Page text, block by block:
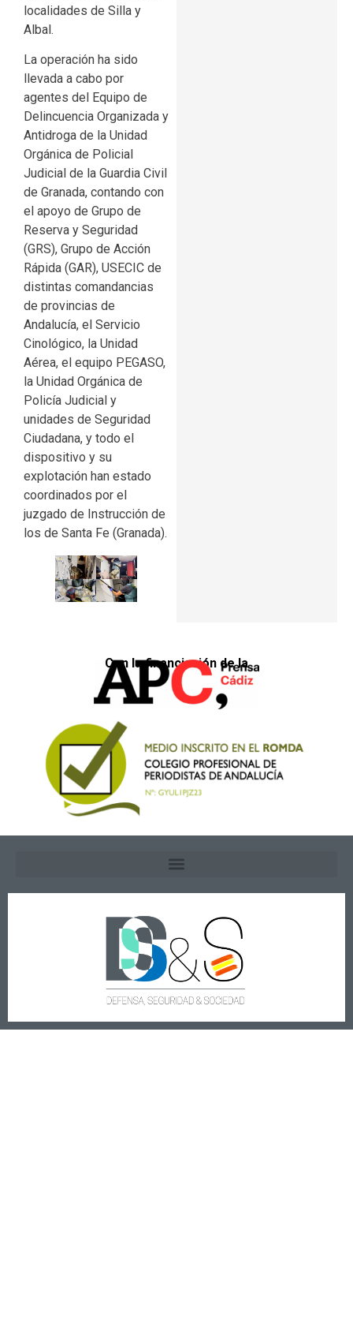
localidades de Silla y
Albal.
La operación ha sido
llevada a cabo por
agentes del Equipo de
Delincuencia Organizada y
Antidroga de la Unidad
Orgánica de Policial
Judicial de la Guardia Civil
de Granada, contando con
el apoyo de Grupo de
Reserva y Seguridad
(GRS), Grupo de Acción
Rápida (GAR), USECIC de
distintas comandancias
de provincias de
Andalucía, el Servicio
Cinológico, la Unidad
Aérea, el equipo PEGASO,
la Unidad Orgánica de
Policía Judicial y
unidades de Seguridad
Ciudadana, y todo el
dispositivo y su
explotación han estado
coordinados por el
juzgado de Instrucción de
los de Santa Fe (Granada).
Con la financiación de la